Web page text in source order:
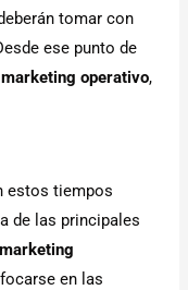
tomar con
ese punto de
marketing operativo,
estos tiempos
de las principales
marketing
en las